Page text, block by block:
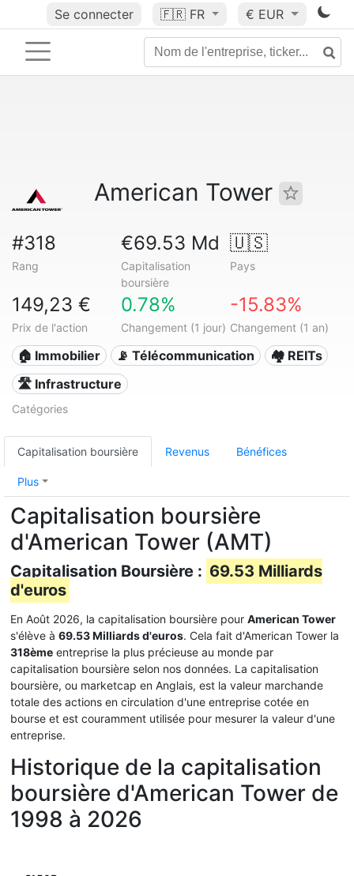
Se connecter 🇫🇷 FR € EUR
American Tower
#318
Rang
€69.53 Md
Capitalisation
boursière
🇺🇸
Pays
149,23 €
Prix de l'action
0.78%
Changement (1 jour)
-15.83%
Changement (1 an)
🏠 Immobilier 📡 Télécommunication
🏘️ REITs
🛣️ Infrastructure
Catégories
Capitalisation boursière Revenus Bénéfices
Plus
Capitalisation boursière
d'American Tower (AMT)
Capitalisation Boursière : 69.53 Milliards
d'euros
En Août 2026, la capitalisation boursière pour American Tower
s'élève à 69.53 Milliards d'euros. Cela fait d'American Tower la
318ème entreprise la plus précieuse au monde par
capitalisation boursière selon nos données. La capitalisation
boursière, ou marketcap en Anglais, est la valeur marchande
totale des actions en circulation d'une entreprise cotée en
bourse et est couramment utilisée pour mesurer la valeur d'une
entreprise.
Historique de la capitalisation
boursière d'American Tower de
1998 à 2026